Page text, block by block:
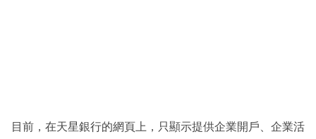
目前，在天星銀行的網頁上，只顯示提供企業開戶、企業活